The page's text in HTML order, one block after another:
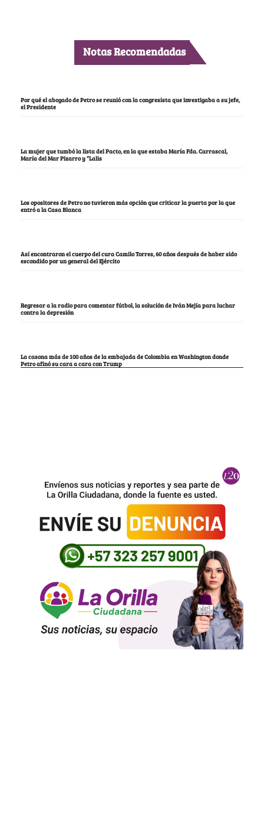
Notas Recomendadas
Por qué el abogado de Petro se reunió con la congresista que investigaba a su jefe,
el Presidente
La mujer que tumbó la lista del Pacto, en la que estaba María Fda. Carrascal,
María del Mar Pizarro y “Lalis
Los opositores de Petro no tuvieron más opción que criticar la puerta por la que
entró a la Casa Blanca
Así encontraron el cuerpo del cura Camilo Torres, 60 años después de haber sido
escondido por un general del Ejército
Regresar a la radio para comentar fútbol, la solución de Iván Mejía para luchar
contra la depresión
La casona más de 100 años de la embajada de Colombia en Washington donde
Petro afinó su cara a cara con Trump